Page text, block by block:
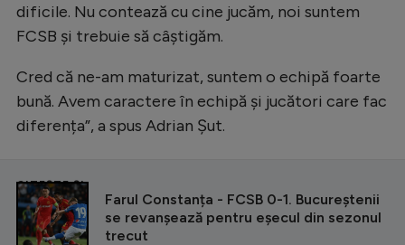
dificile. Nu contează cu cine jucăm, noi suntem
FCSB și trebuie să câștigăm.
Cred că ne-am maturizat, suntem o echipă foarte
bună. Avem caractere în echipă și jucători care fac
diferența”, a spus Adrian Șut.
CITEȘTE ȘI
Farul Constanța - FCSB 0-1. Bucureștenii
se revanșează pentru eșecul din sezonul
trecut